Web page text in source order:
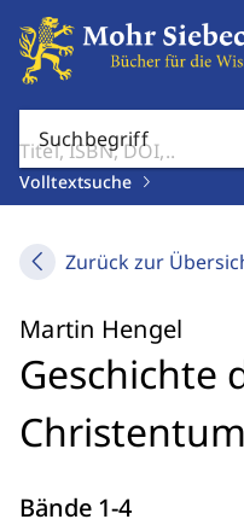
Suchbegriff
Volltextsuche
Zurück zur
Martin Hengel
Geschichte
Bände 1-4